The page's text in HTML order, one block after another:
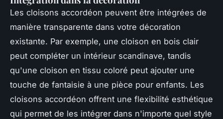
Les cloisons accordéon peuvent être intégrées de
manière transparente dans votre décoration
existante. Par exemple, une cloison en bois clair
peut compléter un intérieur scandinave, tandis
qu'une cloison en tissu coloré peut ajouter une
touche de fantaisie à une pièce pour enfants. Les
cloisons accordéon offrent une flexibilité esthétique
qui permet de les intégrer dans n'importe quel style